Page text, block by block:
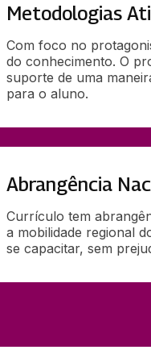
Metodologias
Com foco no
do conhecimento. O
suporte de uma
para o aluno.
Abrangência
Currículo tem
a mobilidade regional
se capacitar, sem